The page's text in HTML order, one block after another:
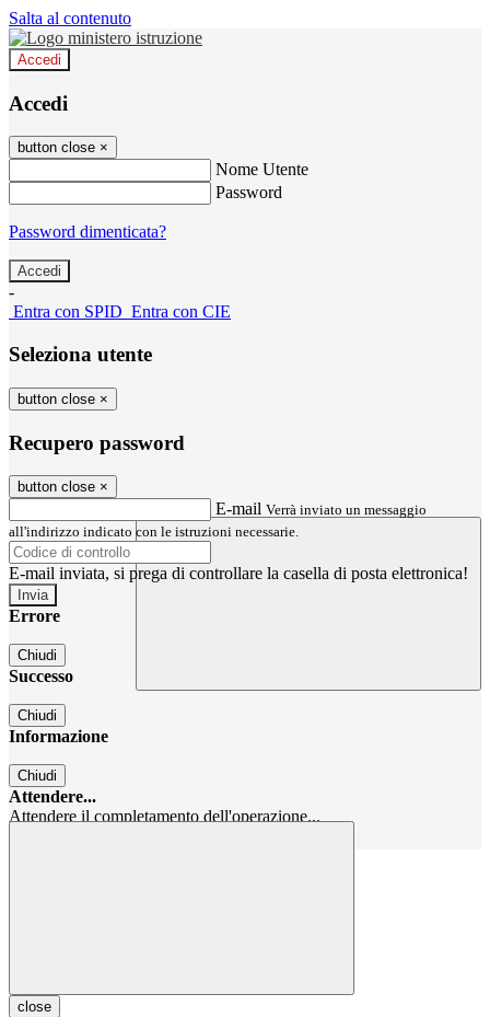
Salta al contenuto
Accedi
Accedi
button close ×
Nome Utente
Password
Password dimenticata?
-
Entra con SPID Entra con CIE
Seleziona utente
button close ×
Recupero password
button close ×
E-mail Verrà inviato un messaggio
all'indirizzo indicato con le istruzioni necessarie.
E-mail inviata, si prega di controllare la casella di posta elettronica!
Errore
Chiudi
Successo
Chiudi
Informazione
Chiudi
Attendere...
Attendere il completamento dell'operazione...
close